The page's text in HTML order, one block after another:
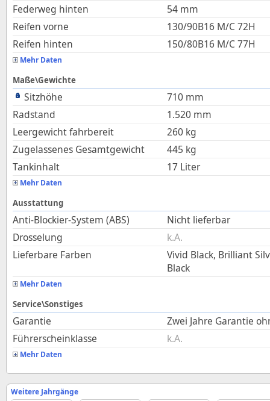
Federweg hinten
54 mm
Reifen vorne
130/90B16 M/C 72H
Reifen hinten
150/80B16 M/C 77H
Mehr Daten
Maße\Gewichte
Sitzhöhe 710 mm
Radstand
1.520 mm
Leergewicht fahrbereit
260 kg
Zugelassenes Gesamtgewicht
445 kg
Tankinhalt
17 Liter
Mehr Daten
Ausstattung
Anti-Blockier-System (ABS)
Nicht lieferbar
Drosselung
k.A.
Lieferbare Farben
Vivid Black, Brilliant
Black
Mehr Daten
Service\Sonstiges
Garantie
Zwei Jahre Garantie
Führerscheinklasse
k.A.
Mehr Daten
Weitere Jahrgänge